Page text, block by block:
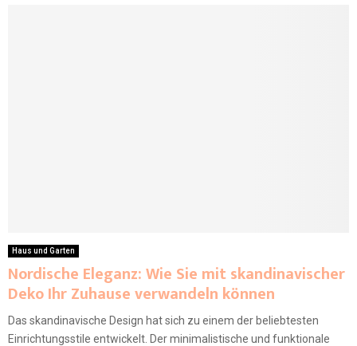
Haus und Garten
Nordische Eleganz: Wie Sie mit skandinavischer
Deko Ihr Zuhause verwandeln können
Das skandinavische Design hat sich zu einem der beliebtesten
Einrichtungsstile entwickelt. Der minimalistische und funktionale